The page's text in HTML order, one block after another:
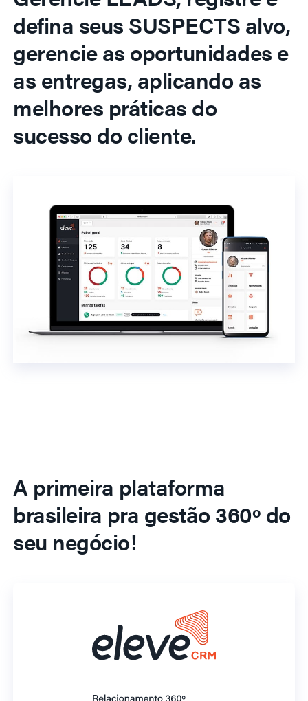
defina seus SUSPECTS alvo,
gerencie as oportunidades e
as entregas, aplicando as
melhores práticas do
sucesso do cliente.
A primeira plataforma
brasileira pra gestão 360º do
seu negócio!